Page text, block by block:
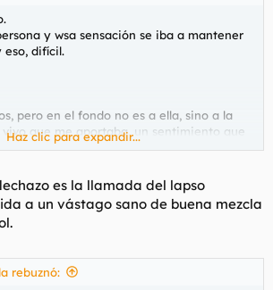
y wsa sensación se iba a mantener
eso, difícil.
pero en el fondo no es a ella, sino a la
que me aportaba, un sentimiento que
mamera que añoro esa sensación de
que salía de mi.
Haz clic para expandir...
es la llamada del lapso
a un vástago sano de buena mezcla
rebuznó: